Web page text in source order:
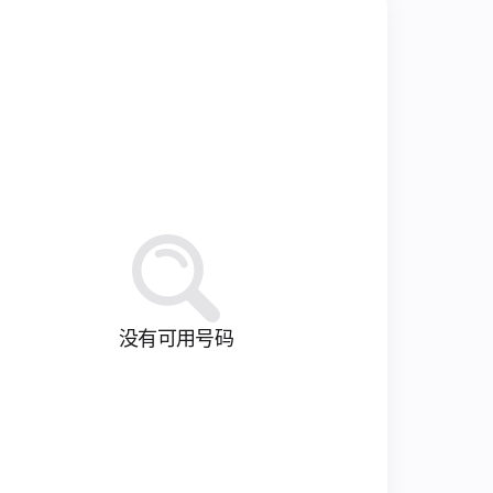
没有可用号码